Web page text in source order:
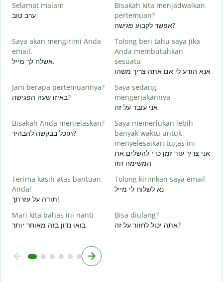
Selamat malam
ערב טוב
Bisakah kita menjadwalkan
pertemuan?
אפשר לקבוע פגישה?
Saya akan mengirimi Anda
email.
אשלח לך מייל.
Tolong beri tahu saya jika
Anda membutuhkan
sesuatu
אנא הודע לי אם אתה צריך משהו
Jam berapa pertemuannya?
באיזו שעה הפגישה?
Saya sedang
mengerjakannya
אני עובד על זה
Bisakah Anda menjelaskan?
תוכל בבקשה להבהיר?
Saya memerlukan lebih
banyak waktu untuk
menyelesaikan tugas ini
אני צריך עוד זמן כדי להשלים את
המשימה הזו
Terima kasih atas bantuan
Anda!
תודה על עזרתך!
Tolong kirimkan saya email
נא לשלוח לי מייל
Mari kita bahas ini nanti
בואו נדון בזה מאוחר יותר
Bisa diulang?
אתה יכול לחזור על זה?